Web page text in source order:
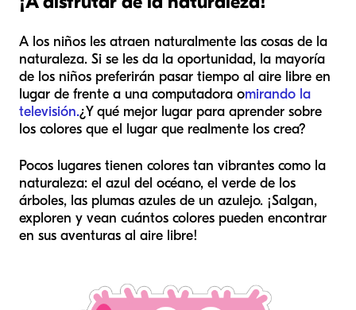
A los niños les atraen naturalmente las cosas de la
naturaleza. Si se les da la oportunidad, la mayoría
de los niños preferirán pasar tiempo al aire libre en
lugar de frente a una computadora omirando la
televisión.¿Y qué mejor lugar para aprender sobre
los colores que el lugar que realmente los crea?
Pocos lugares tienen colores tan vibrantes como la
naturaleza: el azul del océano, el verde de los
árboles, las plumas azules de un azulejo. ¡Salgan,
exploren y vean cuántos colores pueden encontrar
en sus aventuras al aire libre!